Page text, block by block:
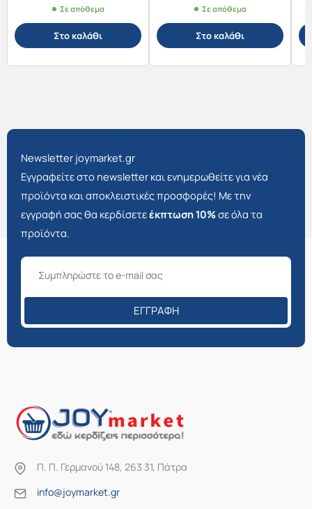
Σε απόθεμα
Στο καλάθι
Σε απόθεμα
Στο καλάθι
Newsletter joymarket.gr
Εγγραφείτε στο newsletter και ενημερωθείτε για νέα
προϊόντα και αποκλειστικές προσφορές! Με την
εγγραφή σας θα κερδίσετεέκπτωση 10%σε όλα τα
προϊόντα.
ΕΓΓΡΑΦΉ
Π. Π. Γερμανού 148, 263 31, Πάτρα
info@joymarket.gr